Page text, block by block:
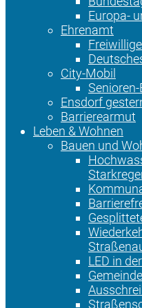
Europa-
Ehrenamt
City-Mobil
Ensdorf
Barrierearmut
Leben & Wohnen
Bauen und
LED in